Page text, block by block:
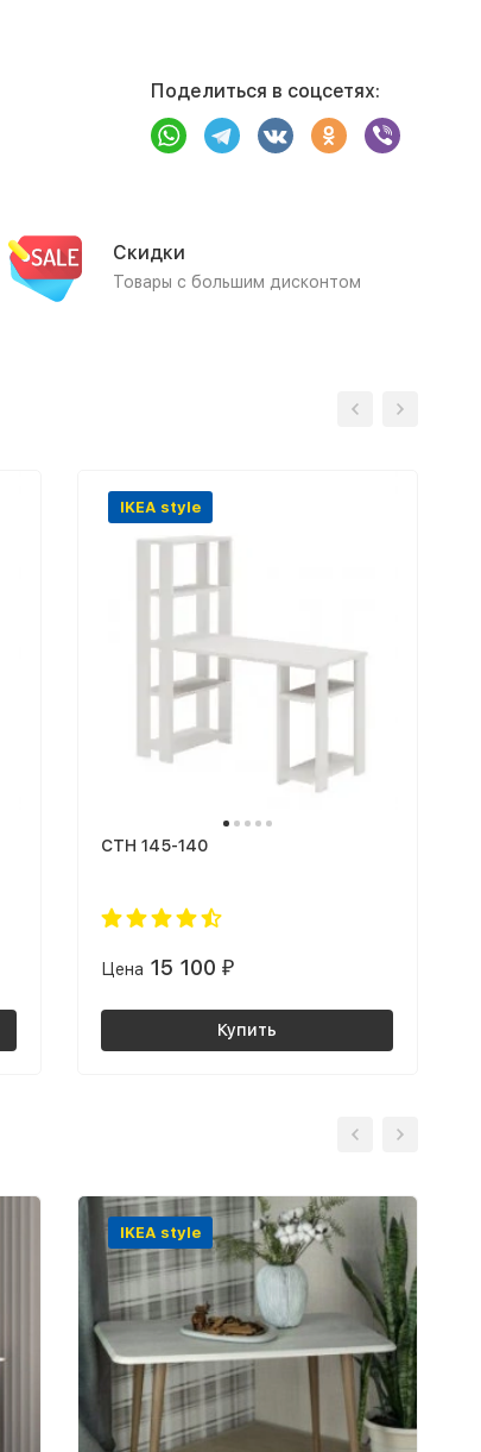
Поделиться в соцсетях:
Скидки
Товары с большим дисконтом
IKEA style
СТН 145-140
Цена 15 100 ₽
Купить
IKEA style